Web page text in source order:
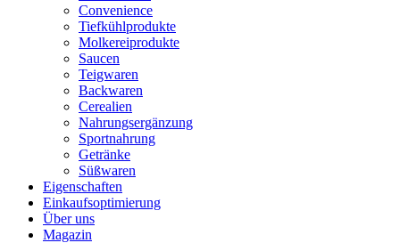
Convenience
Tiefkühlprodukte
Molkereiprodukte
Saucen
Teigwaren
Backwaren
Cerealien
Nahrungsergänzung
Sportnahrung
Getränke
Süßwaren
Eigenschaften
Einkaufsoptimierung
Über uns
Magazin